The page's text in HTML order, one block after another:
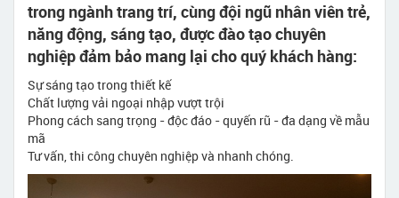
trong ngành trang trí, cùng đội ngũ nhân viên trẻ,
năng động, sáng tạo, được đào tạo chuyên
nghiệp đảm bảo mang lại cho quý khách hàng:
Sự sáng tạo trong thiết kế
Chất lượng vải ngoại nhập vượt trội
Phong cách sang trọng - độc đáo - quyến rũ - đa dạng về mẫu
mã
Tư vấn, thi công chuyên nghiệp và nhanh chóng.